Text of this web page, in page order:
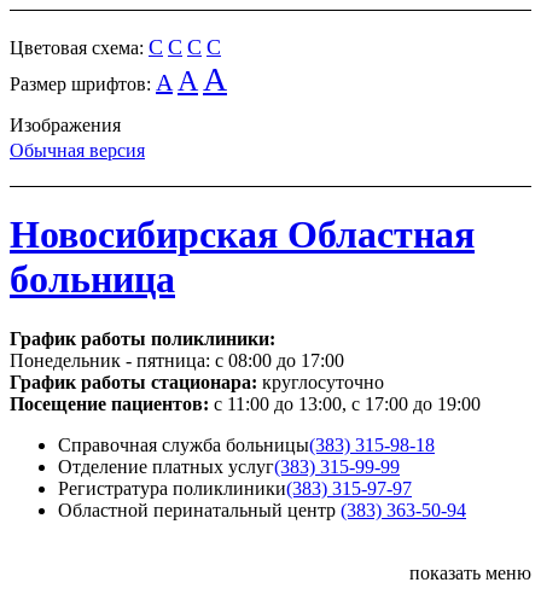
Цветовая схема: C C C C
Размер шрифтов: A A A
Изображения
Обычная версия
Новосибирская Областная
больница
График работы поликлиники:
Понедельник - пятница: с 08:00 до 17:00
График работы стационара: круглосуточно
Посещение пациентов: с 11:00 до 13:00, с 17:00 до 19:00
Справочная служба больницы(383) 315-98-18
Отделение платных услуг(383) 315-99-99
Регистратура поликлиники(383) 315-97-97
Областной перинатальный центр (383) 363-50-94
показать меню